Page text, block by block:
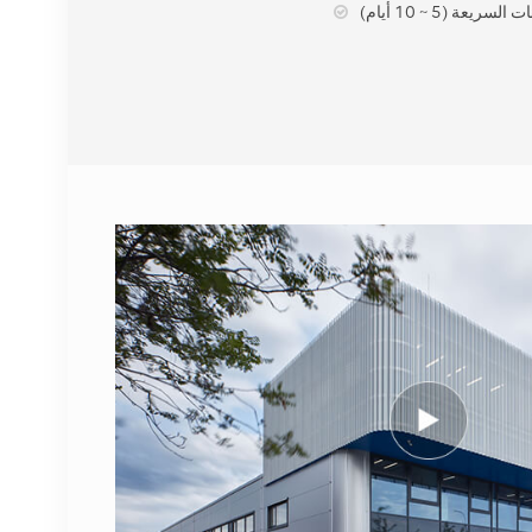
1662SMC 3AL98324AA
SYNTH4V2 لمعدات
الاتصالات Alcatel Lucent
عرض التفاصيل
إريكسون 2212 B31 KRC
161 893/1 وحدة الراديو
عن بعد
(5 ~ 10 أيام)